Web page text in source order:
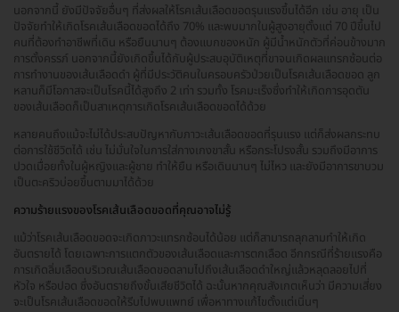
นอกจากนี้ ยังมีปัจจัยอื่นๆ ที่ส่งผลให้โรคเส้นเลือดขอดรุนแรงขึ้นได้อีก เช่น อายุ เป็น
ปัจจัยทำให้เกิดโรคเส้นเลือดขอดได้ถึง 70% และพบมากในผู้สูงอายุตั้งแต่ 70 ปีขึ้นไป
คนที่ต้องทำอาชีพที่เดิน หรือยืนนานๆ ต้องแบกของหนัก ผู้มีน้ำหนักตัวที่ค่อนข้างมาก
การตั้งครรภ์ นอกจากนี้ยังเกิดขึ้นได้กับผู้ประสบอุบัติเหตุที่ขาจนเกิดผลแทรกซ้อนต่อ
การทำงานของเส้นเลือดดำ ผู้ที่มีประวัติคนในครอบครัวป่วยเป็นโรคเส้นเลือดขอด ลูก
หลานก็มีโอกาสจะเป็นโรคนี้ได้สูงถึง 2 เท่า รวมทั้ง โรคมะเร็งซึ่งทำให้เกิดการอุดตัน
ของเส้นเลือดก็เป็นสาเหตุการเกิดโรคเส้นเลือดขอดได้ด้วย
หลายคนถึงแม้จะไม่ได้ประสบปัญหากับภาวะเส้นเลือดขอดที่รุนแรง แต่ก็ส่งผลกระทบ
ต่อการใช้ชีวิตได้ เช่น ไม่มั่นใจในการใส่กางเกงขาสั้น หรือกระโปรงสั้น รวมถึงมีอาการ
ปวดเมื่อยทั้งในผู้หญิงและผู้ชาย ทำให้ยืน หรือเดินนานๆ ไม่ไหว และยังมีอาการขาบวม
เป็นตะคริวบ่อยขึ้นตามมาได้ด้วย
ความร้ายแรงของโรคเส้นเลือดขอดที่คุณอาจไม่รู้
แม้ว่าโรคเส้นเลือดขอดจะเกิดภาวะแทรกซ้อนได้น้อย แต่ก็สามารถลุกลามทำให้เกิด
อันตรายได้ โดยเฉพาะการแตกตัวของเส้นเลือดและการตกเลือด อีกกรณีที่ร้ายแรงคือ
การเกิดลิ่มเลือดบริเวณเส้นเลือดขอดลามไปถึงเส้นเลือดดำใหญ่แล้วหลุดลอยไปที่
หัวใจ หรือปอด ซึ่งอันตรายถึงขั้นเสียชีวิตได้ ฉะนั้นหากคุณสังเกตเห็นว่า มีความเสี่ยง
จะเป็นโรคเส้นเลือดขอดให้รีบไปพบแพทย์ เพื่อหาทางแก้ไขตั้งแต่เนิ่นๆ